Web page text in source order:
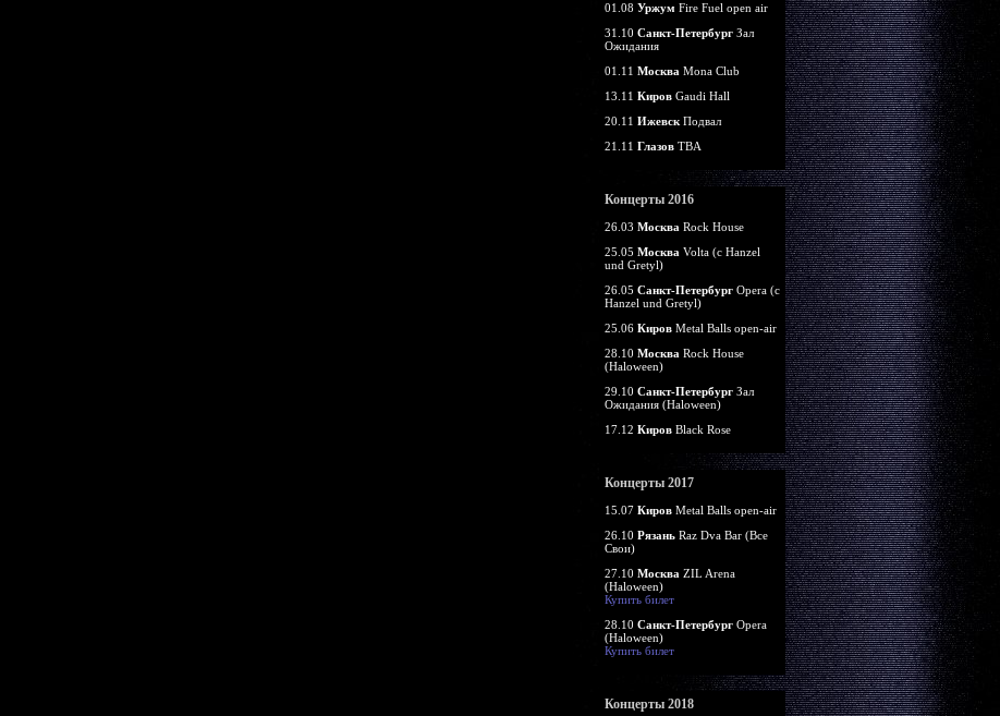
01.08 Уржум Fire Fuel open air
31.10 Санкт-ПетербургЗал
Ожидания
01.11 Москва Mona Club
13.11 КировGaudi Hall
20.11 ИжевскПодвал
21.11 ГлазовTBA
Концерты 2016
26.03 Москва Rock House
25.05 Москва Volta (c Hanzel
und Gretyl)
26.05 Санкт-ПетербургOpera (c
Hanzel und Gretyl)
25.06 КировMetal Balls open-air
28.10 Москва Rock House
(Haloween)
29.10 Санкт-ПетербургЗал
Ожидания (Haloween)
17.12 КировBlack Rose
Концерты 2017
15.07 КировMetal Balls open-air
26.10 РязаньRaz Dva Bar (Все
Свои)
27.10 Москва ZIL Arena
(Haloween)
Купить билет
28.10 Санкт-ПетербургOpera
(Haloween)
Купить билет
Концерты 2018